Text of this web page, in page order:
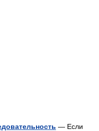
— Если